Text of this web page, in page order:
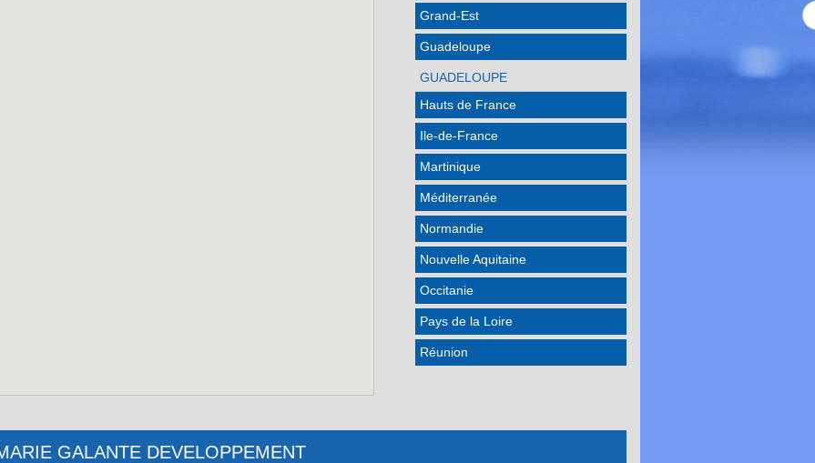
Grand-Est
Guadeloupe
GUADELOUPE
Hauts de France
Ile-de-France
Martinique
Méditerranée
Normandie
Nouvelle Aquitaine
Occitanie
Pays de la Loire
Réunion
GALANTE DEVELOPPEMENT